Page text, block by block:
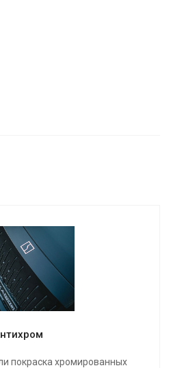
покраска хромированных